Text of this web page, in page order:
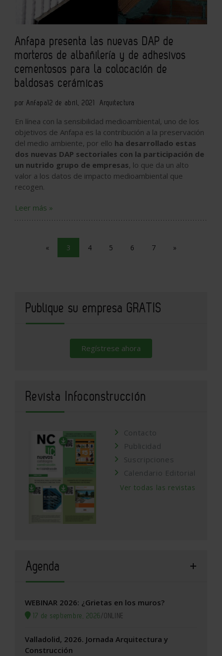
Anfapa presenta las nuevas DAP de
morteros de albañilería y de adhesivos
cementosos para la colocación de
baldosas cerámicas
por Anfapa12 de abril, 2021 Arquitectura
En línea con la sensibilidad medioambiental, uno de los
objetivos de Anfapa es la contribución a la preservación
del medio ambiente, por ello ha desarrollado estas
dos nuevas DAP sectoriales con la participación de
un nutrido grupo de empresas, lo que da un alto
valor a los datos de impacto medioambiental que
recogen.
Leer más »
« 3 4 5 6 7 »
Publique su empresa GRATIS
Regístrese ahora
Revista Infoconstrucción
Contacto
Publicidad
Suscripciones
Calendario Editorial
Ver todas las revistas
Agenda
WEBINAR 2026: ¿Grietas en los muros?
17 de septiembre, 2026/ONLINE
Valladolid, 2026. Jornada Arquitectura y
Construcción